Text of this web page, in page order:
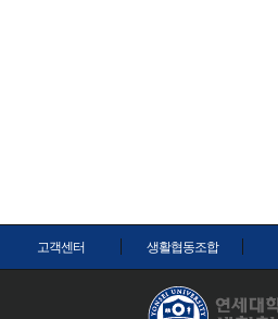
고객센터 생활협동조합